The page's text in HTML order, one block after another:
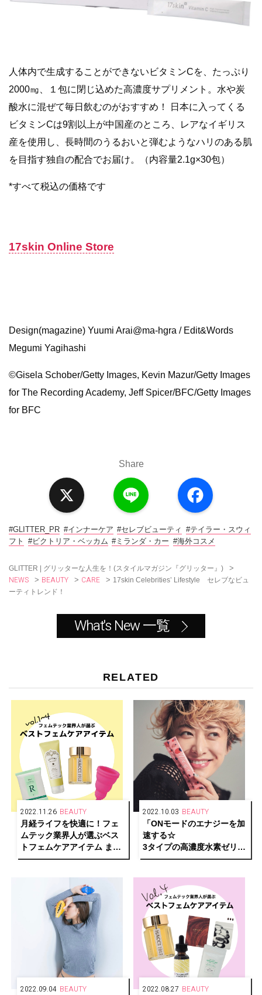
人体内で生成することができないビタミンCを、たっぷり
2000㎎、１包に閉じ込めた高濃度サプリメント。水や炭
酸水に混ぜて毎日飲むのがおすすめ！ 日本に入ってくる
ビタミンCは9割以上が中国産のところ、レアなイギリス
産を使用し、長時間のうるおいと弾むようなハリのある肌
を目指す独自の配合でお届け。（内容量2.1g×30包）
*すべて税込の価格です
17skin Online Store
Design(magazine) Yuumi Arai@ma-hgra / Edit&Words
Megumi Yagihashi
©︎Gisela Schober/Getty Images, Kevin Mazur/Getty Images
for The Recording Academy, Jeff Spicer/BFC/Getty Images
for BFC
Share
a
c
o
o
k
#GLITTER_PR #インナーケア #セレブビューティ #テイラー・スウィ
フト
#ビクトリア・ベッカム #ミランダ・カー #海外コスメ
GLITTER | グリッターな人生を！(スタイルマガジン『グリッター』) >
NEWS > BEAUTY > CARE > 17skin Celebrities’ Lifestyle セレブなビュ
ーティトレンド！
What's New 一覧
RELATED
2022.11.26 BEAUTY
月経ライフを快適に！フェ
ムテック業界人が選ぶベス
トフェムケアアイテム まと
め
2022.10.03 BEAUTY
「ONモードのエナジーを加
速する☆
3タイプの高濃度水素ゼリー
はMY定番！」 by Yu
2022.09.04 BEAUTY 2022.08.27 BEAUTY